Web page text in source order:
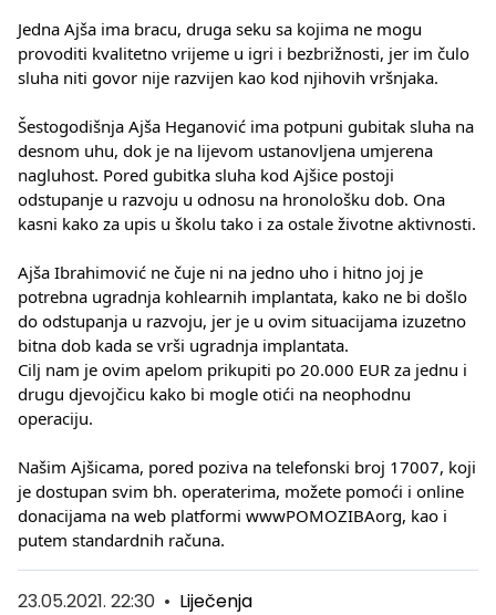
Jedna Ajša ima bracu, druga seku sa kojima ne mogu
provoditi kvalitetno vrijeme u igri i bezbrižnosti, jer im čulo
sluha niti govor nije razvijen kao kod njihovih vršnjaka.
Šestogodišnja Ajša Heganović ima potpuni gubitak sluha na
desnom uhu, dok je na lijevom ustanovljena umjerena
nagluhost. Pored gubitka sluha kod Ajšice postoji
odstupanje u razvoju u odnosu na hronološku dob. Ona
Ajša Ibrahimović ne čuje ni na jedno uho i hitno joj je
potrebna ugradnja kohlearnih implantata, kako ne bi došlo
do odstupanja u razvoju, jer je u ovim situacijama izuzetno
bitna dob kada se vrši ugradnja implantata.
Cilj nam je ovim apelom prikupiti po 20.000 EUR za jednu i
drugu djevojčicu kako bi mogle otići na neophodnu
operaciju.
Našim Ajšicama, pored poziva na telefonski broj 17007, koji
je dostupan svim bh. operaterima, možete pomoći i online
donacijama na web platformi wwwPOMOZIBAorg, kao i
putem standardnih računa.
23.05.2021. 22:30 • Liječenja